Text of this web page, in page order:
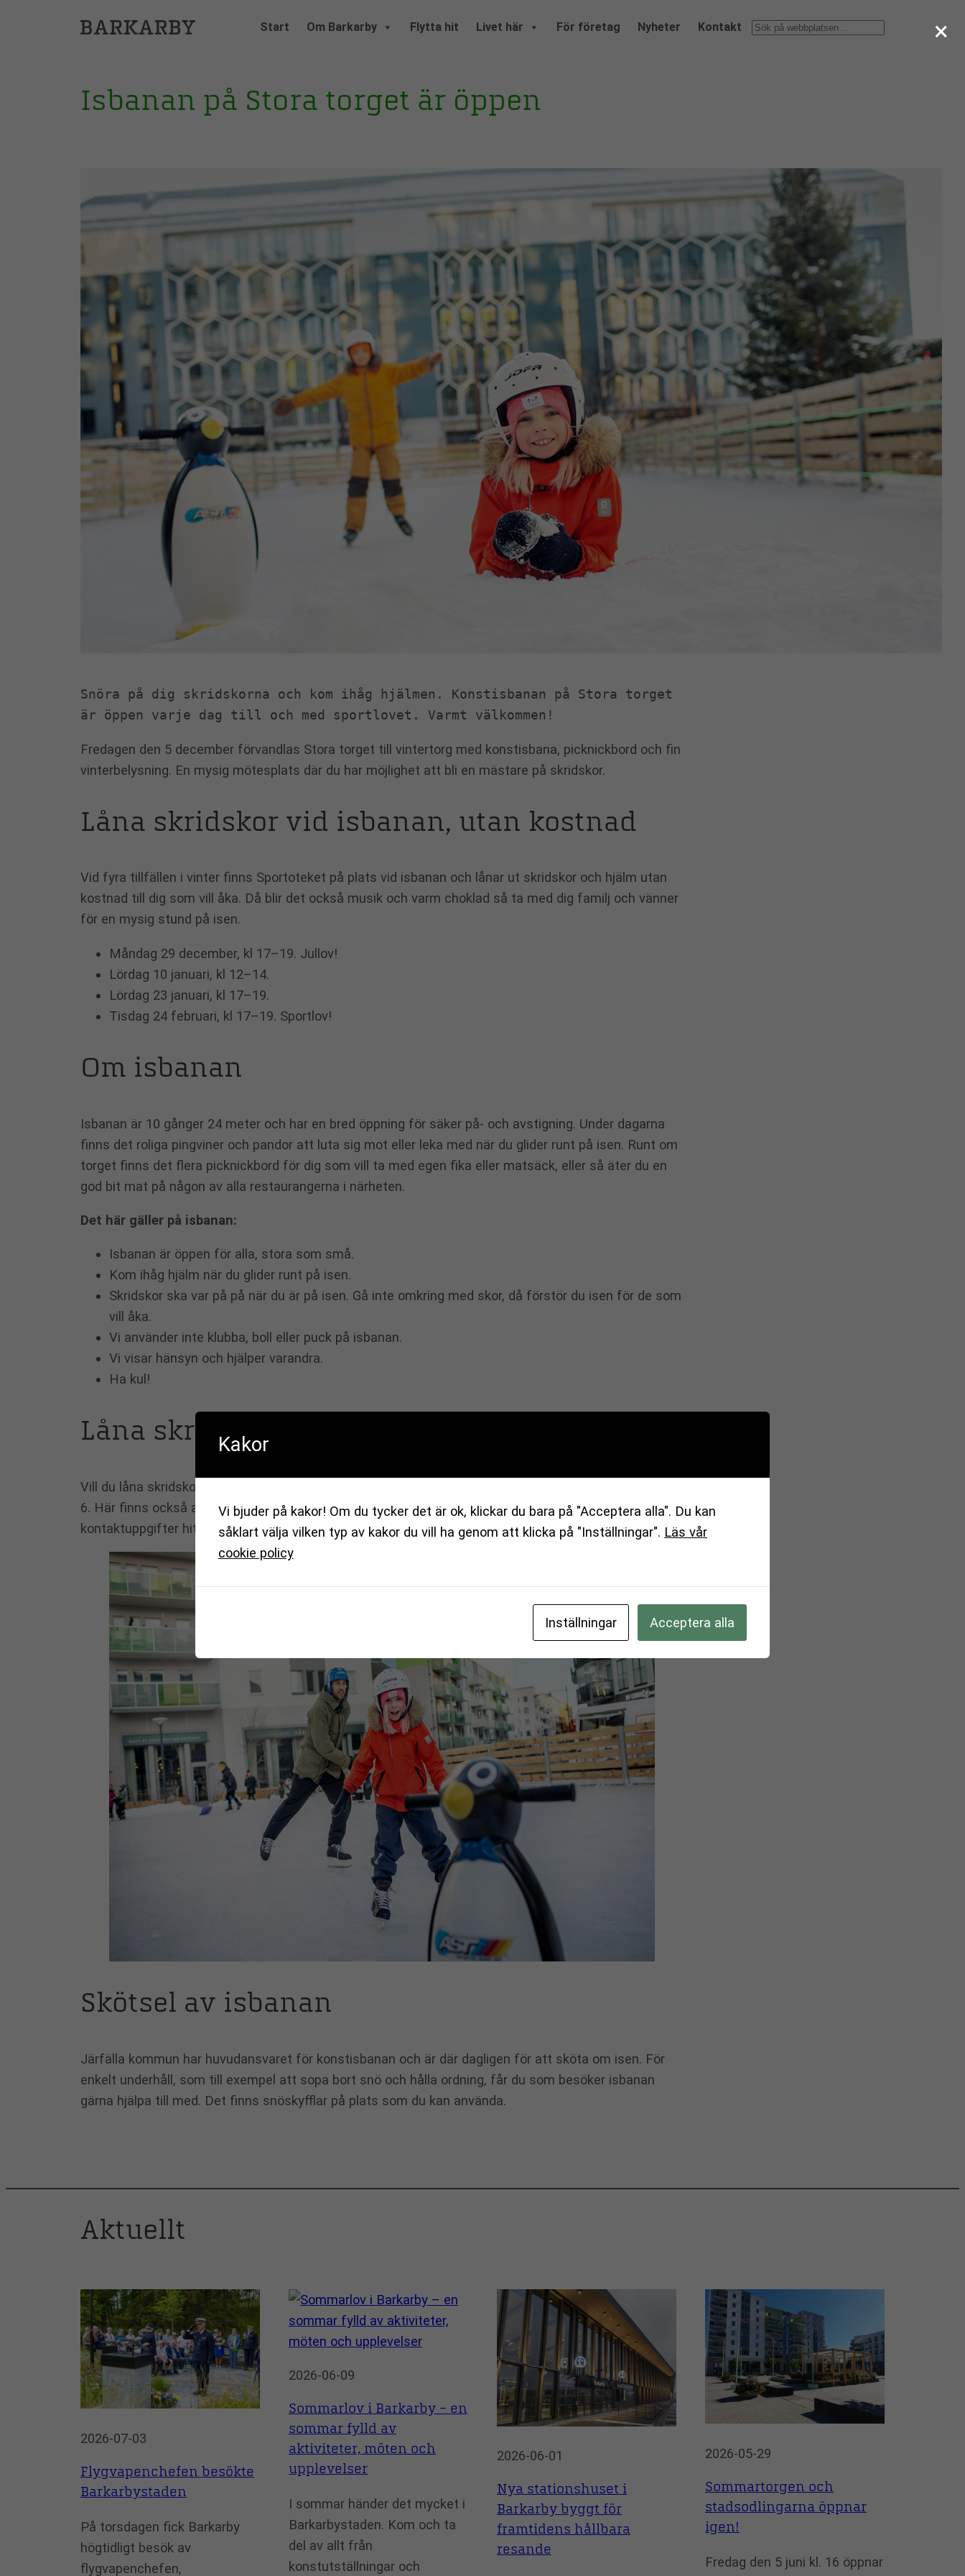
Start Om Barkarby Flytta hit Livet här För företag Nyheter Kontakt Sök
Isbanan på Stora torget är öppen
Snöra på dig skridskorna och kom ihåg hjälmen. Konstisbanan på Stora torget
är öppen varje dag till och med sportlovet. Varmt välkommen!
Fredagen den 5 december förvandlas Stora torget till vintertorg med konstisbana, picknickbord och fin
vinterbelysning. En mysig mötesplats där du har möjlighet att bli en mästare på skridskor.
Låna skridskor vid isbanan, utan kostnad
Vid fyra tillfällen i vinter finns Sportoteket på plats vid isbanan och lånar ut skridskor och hjälm utan
kostnad till dig som vill åka. Då blir det också musik och varm choklad så ta med dig familj och vänner
för en mysig stund på isen.
Måndag 29 december, kl 17–19. Jullov!
Lördag 10 januari, kl 12–14.
Lördag 23 januari, kl 17–19.
Tisdag 24 februari, kl 17–19. Sportlov!
Om isbanan
Isbanan är 10 gånger 24 meter och har en bred öppning för säker på- och avstigning. Under dagarna
finns det roliga pingviner och pandor att luta sig mot eller leka med när du glider runt på isen. Runt om
torget finns det flera picknickbord för dig som vill ta med egen fika eller matsäck, eller så äter du en
god bit mat på någon av alla restaurangerna i närheten.
Det här gäller på isbanan:
Isbanan är öppen för alla, stora som små.
Kom ihåg hjälm när du glider runt på isen.
Skridskor ska var på på när du är på isen. Gå inte omkring med skor, då förstör du isen för de som
vill åka.
Vi använder inte klubba, boll eller puck på isbanan.
Vi visar hänsyn och hjälper varandra.
Ha kul!
Låna skridskor och hjälm på Sportoteket
Vill du låna skridskor under längre tid, två veckor, så kan du göra det hos Sportoteket på Mjölnarvägen
6. Här finns också annan sportutrustning som du kan låna helt kostnadsfritt. Öppettider, adress och
kontaktuppgifter hittar du påjarfalla.se/sportoteket
Skötsel av isbanan
Järfälla kommun har huvudansvaret för konstisbanan och är där dagligen för att sköta om isen. För
enkelt underhåll, som till exempel att sopa bort snö och hålla ordning, får du som besöker isbanan
gärna hjälpa till med. Det finns snöskyfflar på plats som du kan använda.
Aktuellt
2026-07-03
Flygvapenchefen besökte
Barkarbystaden
På torsdagen fick Barkarby
högtidligt besök av
flygvapenchefen,
2026-06-09
Sommarlov i Barkarby – en
sommar fylld av
aktiviteter, möten och
upplevelser
I sommar händer det mycket i
Barkarbystaden. Kom och ta
del av allt från
konstutställningar och
2026-06-01
Nya stationshuset i
Barkarby byggt för
framtidens hållbara
resande
2026-05-29
Sommartorgen och
stadsodlingarna öppnar
igen!
Fredag den 5 juni kl. 16 öppnar
×
Kakor
Vi bjuder på kakor! Om du tycker det är ok, klickar du bara på "Acceptera alla". Du kan
såklart välja vilken typ av kakor du vill ha genom att klicka på "Inställningar". Läs vår
cookie policy
Inställningar Acceptera alla